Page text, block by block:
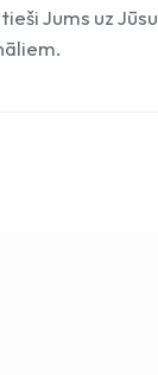
Jums uz Jūsu